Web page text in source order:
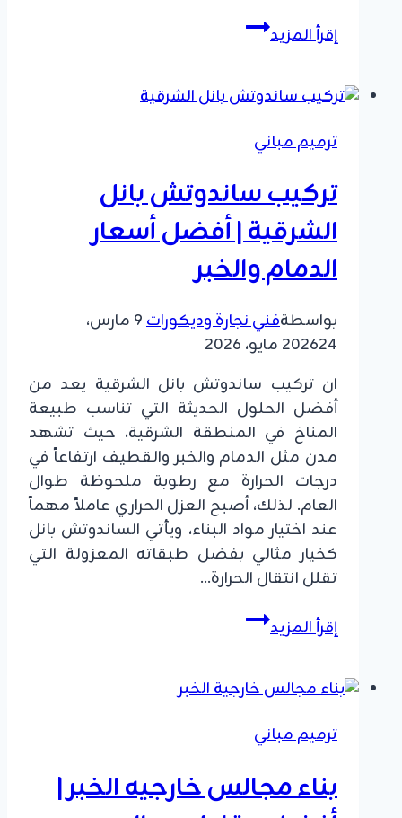
إقرأ المزيدبناء
مجالس
بورد
|
ملاحق
وغرف
مودرن
بالشرقية
ترميم مباني
تركيب ساندوتش بانل
الشرقية | أفضل أسعار
الدمام والخبر
بواسطةفني نجارة وديكورات
9 مارس،
202624 مايو، 2026
ان تركيب ساندوتش بانل الشرقية يعد من
أفضل الحلول الحديثة التي تناسب طبيعة
المناخ في المنطقة الشرقية، حيث تشهد
مدن مثل الدمام والخبر والقطيف ارتفاعاً في
درجات الحرارة مع رطوبة ملحوظة طوال
العام. لذلك، أصبح العزل الحراري عاملاً مهماً
عند اختيار مواد البناء، ويأتي الساندوتش بانل
كخيار مثالي بفضل طبقاته المعزولة التي
تقلل انتقال الحرارة…
إقرأ المزيدتركيب
ساندوتش
الشرقية
أفضل
الدمام
والخبر
ترميم مباني
بناء مجالس خارجيه الخبر |